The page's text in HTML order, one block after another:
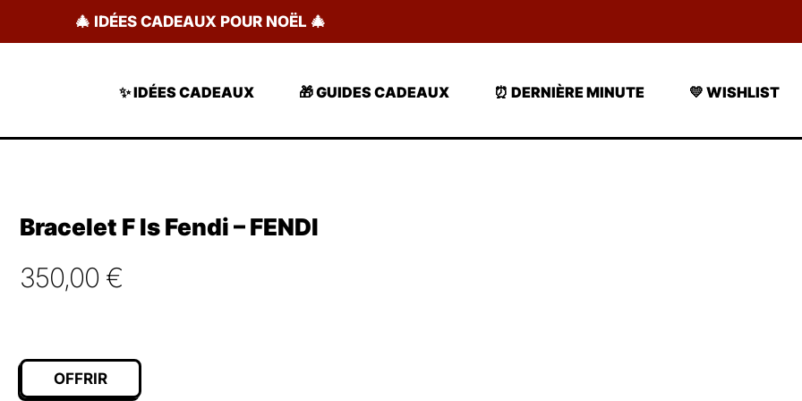
🎄 IDÉES CADEAUX POUR NOËL 🎄
✨ IDÉES CADEAUX 🎁 GUIDES CADEAUX ⏰ DERNIÈRE MINUTE 💛 WISHLIST
Bracelet F Is Fendi – FENDI
350,00 €
OFFRIR